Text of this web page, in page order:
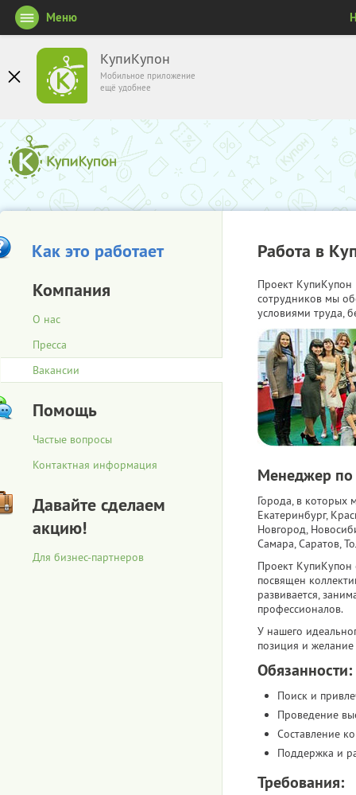
КупиКупон
Мобильное приложение
ещё удобнее
Меню
Как это работает
Компания
О нас
Пресса
Вакансии
Помощь
Частые вопросы
Контактная информация
Давайте сделаем
акцию!
Для бизнес-партнеров
Работа в
Проект КупиКупон
сотрудников мы
условиями труда,
Менеджер
Города, в которых
Екатеринбург,
Новгород,
Самара, Саратов,
Проект
посвящен
развивается,
профессионалов.
У нашего
позиция и
Обязанности:
Поиск и
Проведение
Составление
Поддержка и
Требования: